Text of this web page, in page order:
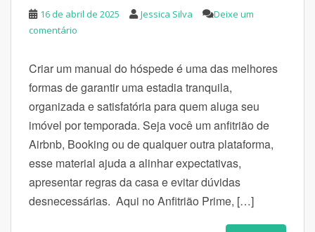
16 de abril de 2025 Jessica Silva
Deixe um
comentário
Criar um manual do hóspede é uma das melhores
formas de garantir uma estadia tranquila,
organizada e satisfatória para quem aluga seu
imóvel por temporada. Seja você um anfitrião de
Airbnb, Booking ou de qualquer outra plataforma,
esse material ajuda a alinhar expectativas,
apresentar regras da casa e evitar dúvidas
desnecessárias. Aqui no Anfitrião Prime, […]